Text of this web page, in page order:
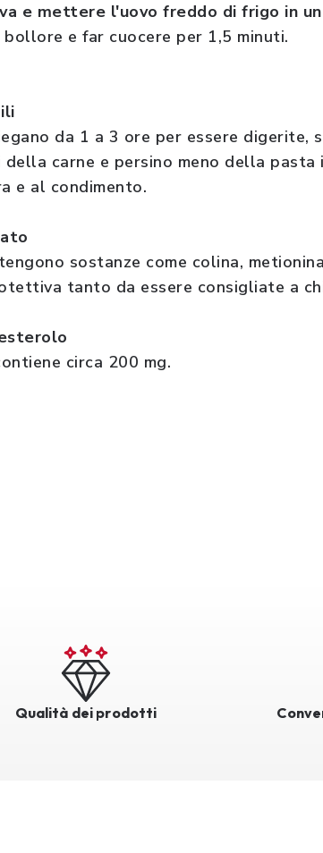
e mettere l'uovo freddo di frigo in
e far cuocere per 1,5 minuti.
da 1 a 3 ore per essere digerite,
carne e persino meno della
e al condimento.
sostanze come colina,
tanto da essere consigliate a
circa 200 mg.
Qualità dei prodotti